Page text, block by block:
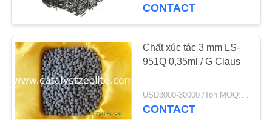
Chất xúc tác thay
49
CONTACT
Chất xúc tác 3 mm LS-
951Q 0,35ml / G Claus
CONTACT